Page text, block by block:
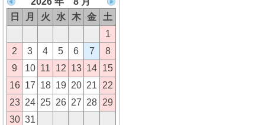
日
月 火 水 木 金
土
1
2
3 4 5 6 7
8
9
10 11 12 13 14 15
16 17 18 19 20 21
22
23 24 25 26 27 28 29
30 31